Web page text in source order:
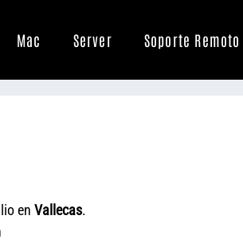
Mac Server Soporte Remoto
en Vallecas.